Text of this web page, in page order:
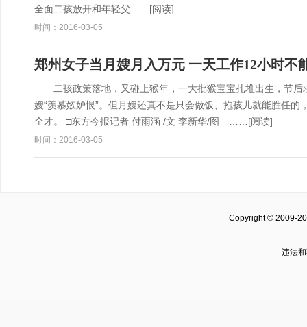
全面二孩放开和年轻父…… [阅读]
时间：2016-03-05
郑州女子当月嫂月入万元 一天工作12小时不
二孩政策落地，又碰上猴年，一大批猴宝宝扎堆出生，节后
嫂“羡慕嫉妒恨”。但月嫂还真不是只会做饭、抱孩儿就能胜任
全才。 □东方今报记者 付雨涵 /文 李新华/图 …… [阅读]
时间：2016-03-05
Copyright © 2009-
违法